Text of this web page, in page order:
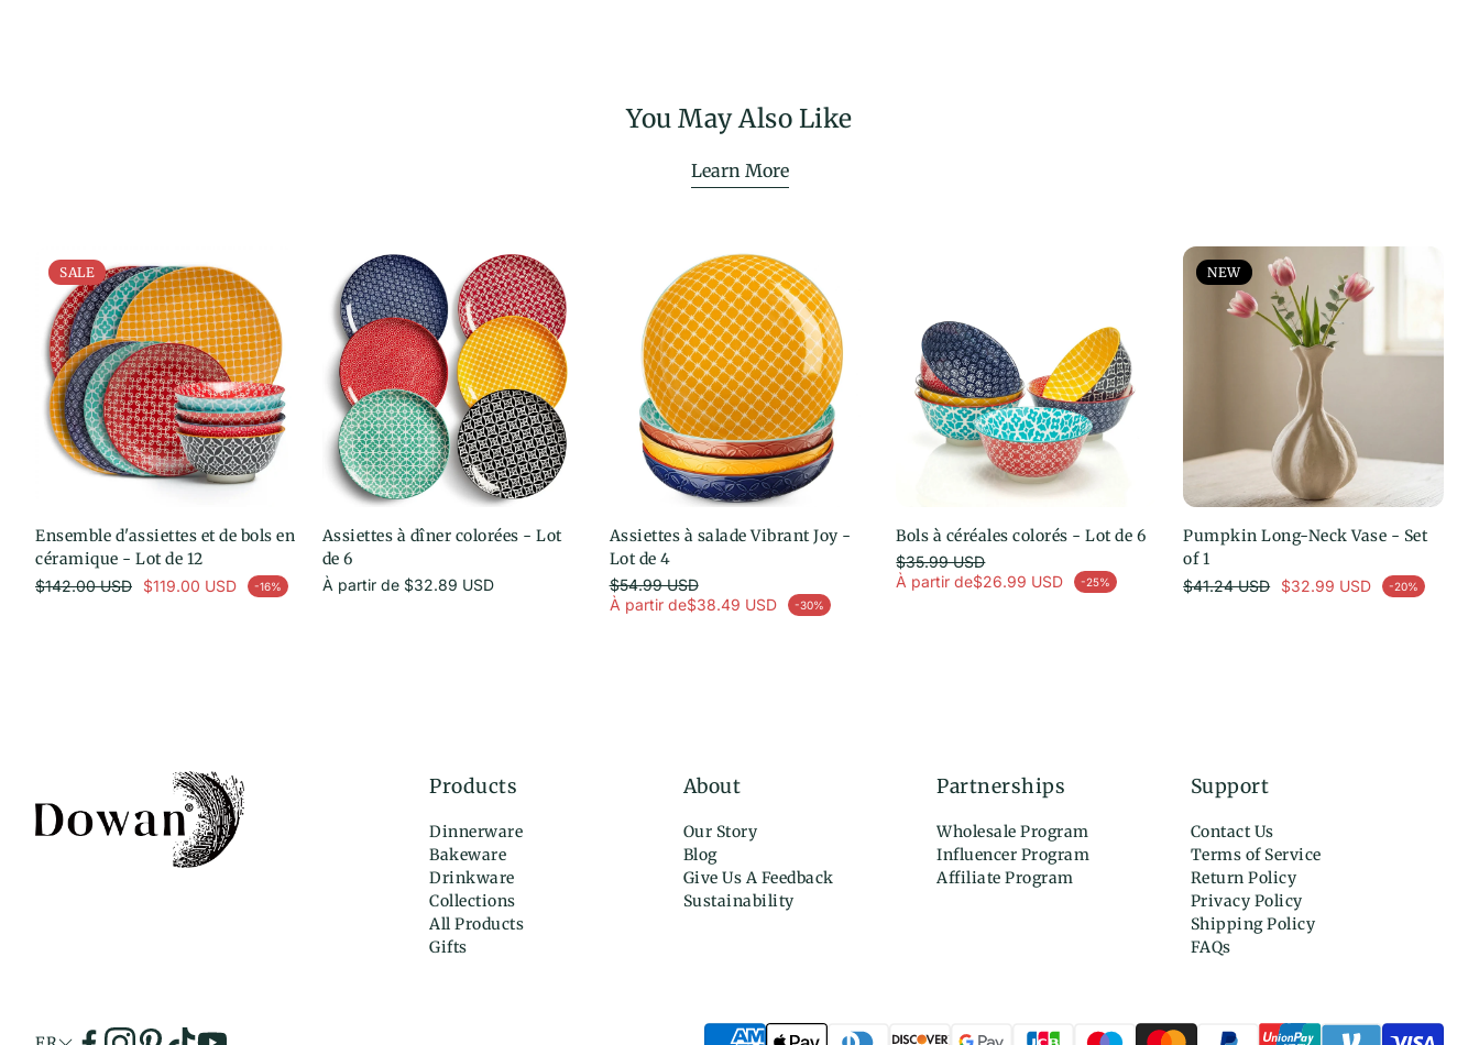
You May Also Like
Learn More
SALE
Choisir une option
Ensemble d'assiettes et de bols en
céramique - Lot de 12
$119.00 USD -16%
en solde Prix habituel
$142.00 USD
Choisir une option
Assiettes à dîner colorées - Lot
de 6
Prix
À partir de $32.89 USD
Choisir une option
Assiettes à salade Vibrant Joy -
Lot de 4
À partir de$38.49 USD -30%
Prix en solde
Prix habituel
$54.99 USD
Choisir une option
Bols à céréales colorés - Lot de 6
À partir de$26.99 USD -25%
Prix en solde
Prix habituel
$35.99 USD
NEW
Ajouter au panier
Pumpkin Long-Neck Vase - Set
of 1
$32.99 USD -20%
Prix en solde Prix habituel
$41.24 USD
Products
Dinnerware
Bakeware
Drinkware
Collections
All Products
Gifts
About
Our Story
Blog
Give Us A Feedback
Sustainability
Partnerships
Wholesale Program
Influencer Program
Affiliate Program
Support
Contact Us
Terms of Service
Return Policy
Privacy Policy
Shipping Policy
FAQs